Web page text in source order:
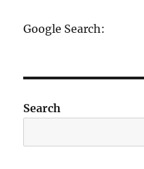
Google Search:
Search